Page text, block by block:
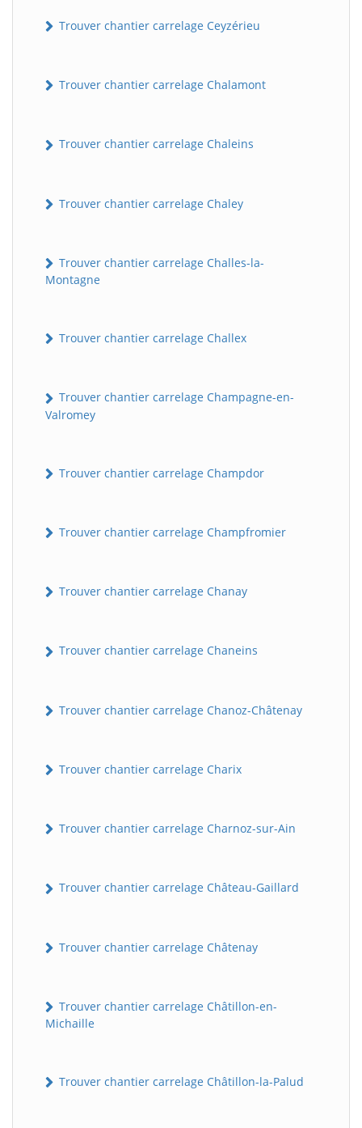
Trouver chantier carrelage Ceyzérieu
Trouver chantier carrelage Chalamont
Trouver chantier carrelage Chaleins
Trouver chantier carrelage Chaley
Trouver chantier carrelage Challes-la-
Montagne
Trouver chantier carrelage Challex
Trouver chantier carrelage Champagne-en-
Valromey
Trouver chantier carrelage Champdor
Trouver chantier carrelage Champfromier
Trouver chantier carrelage Chanay
Trouver chantier carrelage Chaneins
Trouver chantier carrelage Chanoz-Châtenay
Trouver chantier carrelage Charix
Trouver chantier carrelage Charnoz-sur-Ain
Trouver chantier carrelage Château-Gaillard
Trouver chantier carrelage Châtenay
Trouver chantier carrelage Châtillon-en-
Michaille
Trouver chantier carrelage Châtillon-la-Palud